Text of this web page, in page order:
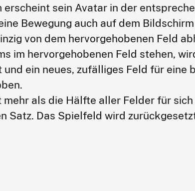
erscheint sein Avatar in der
Bewegung auch auf dem
von dem hervorgehobenen Feld
im hervorgehobenen Feld stehen,
ein neues, zufälliges Feld für eine
mehr als die Hälfte aller Felder für
Satz. Das Spielfeld wird